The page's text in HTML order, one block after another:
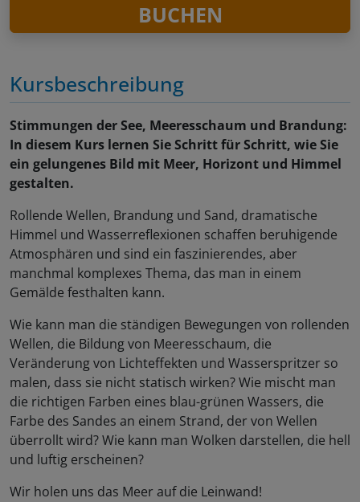
Kursbeschreibung
Stimmungen der See, Meeresschaum und Brandung:
In diesem Kurs lernen Sie Schritt für Schritt, wie Sie
ein gelungenes Bild mit Meer, Horizont und Himmel
gestalten.
Rollende Wellen, Brandung und Sand, dramatische
Himmel und Wasserreflexionen schaffen beruhigende
Atmosphären und sind ein faszinierendes, aber
manchmal komplexes Thema, das man in einem
Gemälde festhalten kann.
Wie kann man die ständigen Bewegungen von rollenden
Wellen, die Bildung von Meeresschaum, die
Veränderung von Lichteffekten und Wasserspritzer so
malen, dass sie nicht statisch wirken? Wie mischt man
die richtigen Farben eines blau-grünen Wassers, die
Farbe des Sandes an einem Strand, der von Wellen
überrollt wird? Wie kann man Wolken darstellen, die hell
und luftig erscheinen?
Wir holen uns das Meer auf die Leinwand!
BUCHEN